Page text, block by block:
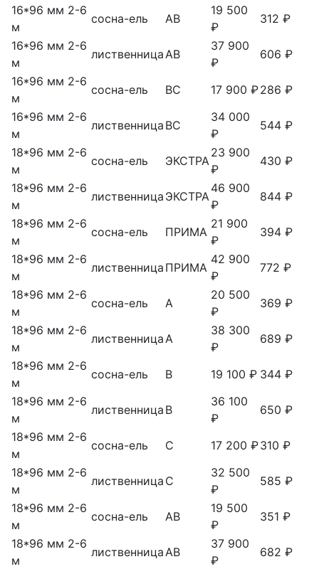
16*96 мм 2-6
м
сосна-ель АВ
19 500
₽
312 ₽
16*96 мм 2-6
м
лиственницаАВ
37 900
₽
606 ₽
16*96 мм 2-6
м
сосна-ель ВС 17 900 ₽286 ₽
16*96 мм 2-6
м
лиственница ВС
34 000
₽
544 ₽
18*96 мм 2-6
м
сосна-ель ЭКСТРА
23 900
₽
430 ₽
18*96 мм 2-6
м
лиственница ЭКСТРА
46 900
₽
844 ₽
18*96 мм 2-6
м
сосна-ель ПРИМА
21 900
₽
394 ₽
18*96 мм 2-6
м
лиственница ПРИМА
42 900
₽
772 ₽
18*96 мм 2-6
м
сосна-ель А
20 500
₽
369 ₽
18*96 мм 2-6
м
лиственницаА
38 300
₽
689 ₽
18*96 мм 2-6
м
сосна-ель В 19 100 ₽ 344 ₽
18*96 мм 2-6
м
лиственница В
36 100
₽
650 ₽
18*96 мм 2-6
м
сосна-ель С 17 200 ₽310 ₽
18*96 мм 2-6
м
лиственница С
32 500
₽
585 ₽
18*96 мм 2-6
м
сосна-ель АВ
19 500
₽
351 ₽
18*96 мм 2-6
м
лиственницаАВ
37 900
₽
682 ₽